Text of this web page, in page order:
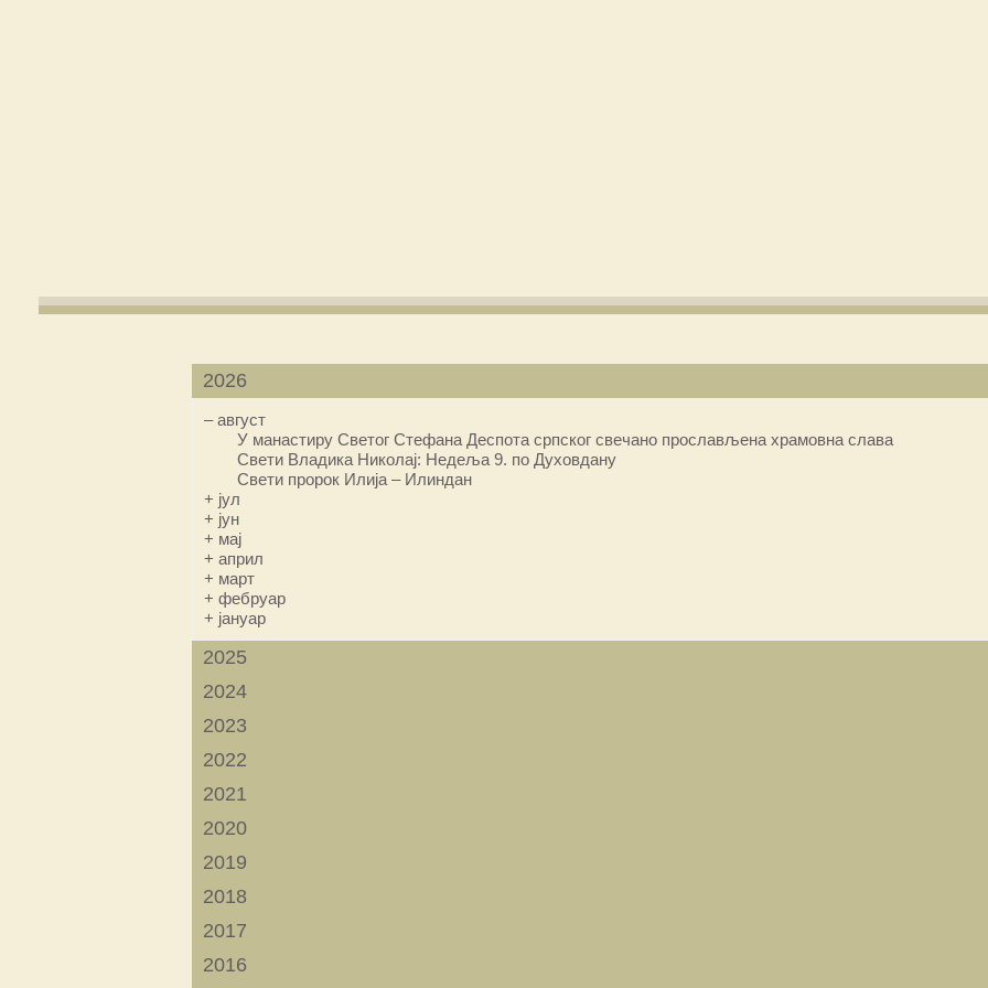
2026
–август
У манастиру Светог Стефана Деспота српског свечано прослављена храмовна слава
Свети Владика Николај: Недеља 9. по Духовдану
Свети пророк Илија – Илиндан
+ јул
+ јун
+ мај
+ април
+ март
+ фебруар
+ јануар
2025
2024
2023
2022
2021
2020
2019
2018
2017
2016